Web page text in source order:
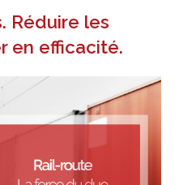
Réduire les
en efficacité.